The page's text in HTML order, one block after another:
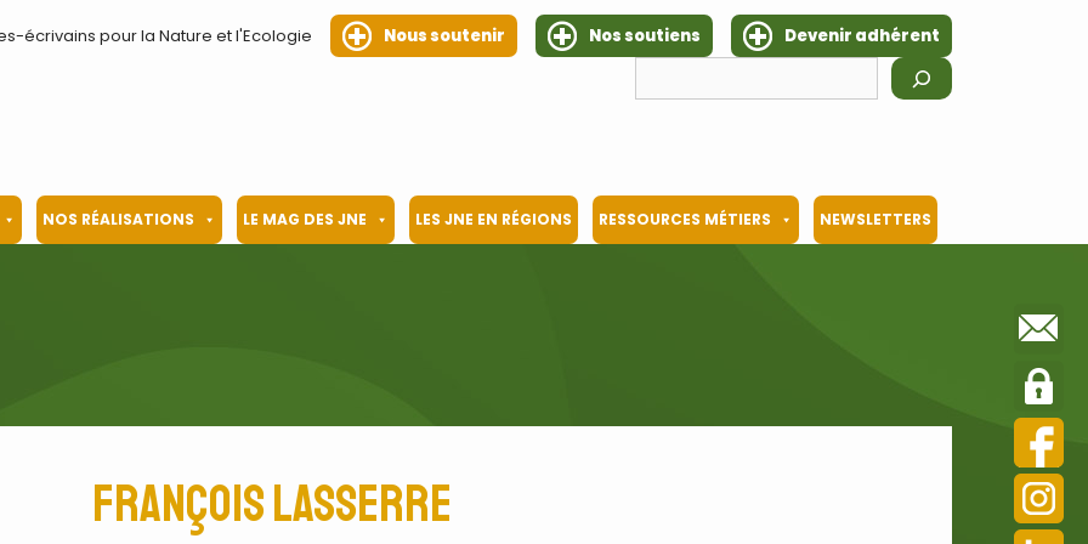
écrivains pour la Nature et l'Ecologie Nous soutenir Nos soutiens
Devenir adhérent
NOS RÉALISATIONS LE MAG DES JNE LES JNE EN RÉGIONS RESSOURCES MÉTIERS NEWSLETTERS
François Lasserre